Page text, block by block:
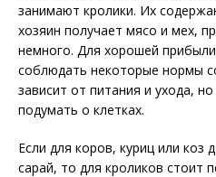
занимают кролики. Их
хозяин получает мясо и мех,
немного. Для хорошей
соблюдать некоторые нормы
зависит от питания и ухода,
подумать о клетках.
Если для коров, куриц или коз
сарай, то для кроликов стоит